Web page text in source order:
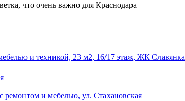
что очень важно для Краснодара
и техникой, 23 м2, 16/17 этаж, ЖК Славянка
ремонтом и мебелью, ул. Стахановская